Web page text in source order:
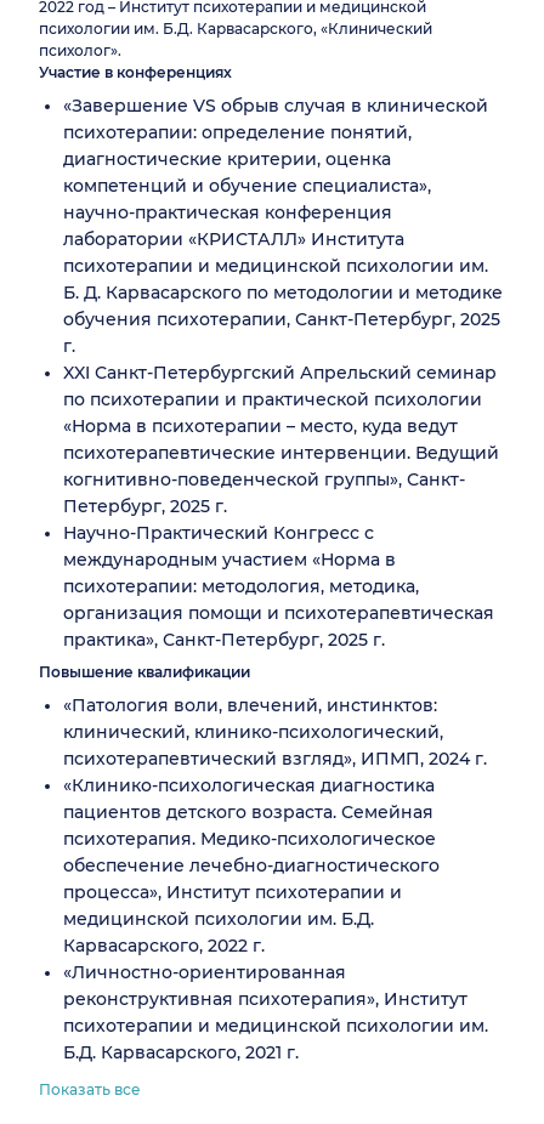
2022 год – Институт психотерапии и медицинской
психологии им. Б.Д. Карвасарского, «Клинический
психолог».
Участие в конференциях
«Завершение VS обрыв случая в клинической
психотерапии: определение понятий,
диагностические критерии, оценка
компетенций и обучение специалиста»,
научно-практическая конференция
лаборатории «КРИСТАЛЛ» Института
психотерапии и медицинской психологии им.
Б. Д. Карвасарского по методологии и методике
обучения психотерапии, Санкт-Петербург, 2025
г.
XXI Санкт-Петербургский Апрельский семинар
по психотерапии и практической психологии
«Норма в психотерапии – место, куда ведут
психотерапевтические интервенции. Ведущий
когнитивно-поведенческой группы», Санкт-
Петербург, 2025 г.
Научно-Практический Конгресс с
международным участием «Норма в
психотерапии: методология, методика,
организация помощи и психотерапевтическая
практика», Санкт-Петербург, 2025 г.
Повышение квалификации
«Патология воли, влечений, инстинктов:
клинический, клинико-психологический,
психотерапевтический взгляд», ИПМП, 2024 г.
«Клинико-психологическая диагностика
пациентов детского возраста. Семейная
психотерапия. Медико-психологическое
обеспечение лечебно-диагностического
процесса», Институт психотерапии и
медицинской психологии им. Б.Д.
Карвасарского, 2022 г.
«Личностно-ориентированная
реконструктивная психотерапия», Институт
психотерапии и медицинской психологии им.
Б.Д. Карвасарского, 2021 г.
Показать все